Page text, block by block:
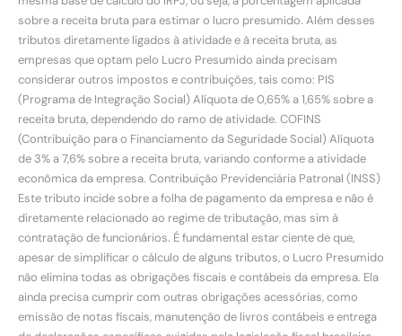
sobre a receita bruta para estimar o lucro presumido. Além desses
tributos diretamente ligados à atividade e à receita bruta, as
empresas que optam pelo Lucro Presumido ainda precisam
considerar outros impostos e contribuições, tais como: PIS
(Programa de Integração Social) Alíquota de 0,65% a 1,65% sobre a
receita bruta, dependendo do ramo de atividade. COFINS
(Contribuição para o Financiamento da Seguridade Social) Alíquota
de 3% a 7,6% sobre a receita bruta, variando conforme a atividade
econômica da empresa. Contribuição Previdenciária Patronal (INSS)
Este tributo incide sobre a folha de pagamento da empresa e não é
diretamente relacionado ao regime de tributação, mas sim à
contratação de funcionários. É fundamental estar ciente de que,
apesar de simplificar o cálculo de alguns tributos, o Lucro Presumido
não elimina todas as obrigações fiscais e contábeis da empresa. Ela
ainda precisa cumprir com outras obrigações acessórias, como
emissão de notas fiscais, manutenção de livros contábeis e entrega